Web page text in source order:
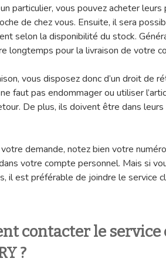
particulier, vous pouvez acheter leurs
de chez vous. Ensuite, il sera
selon la disponibilité du stock.
longtemps pour la livraison de votre
vous disposez donc d’un droit de
faut pas endommager ou utiliser
De plus, ils doivent être dans
demande, notez bien votre
votre compte personnel. Mais si
il est préférable de joindre le service
contacter le service
?